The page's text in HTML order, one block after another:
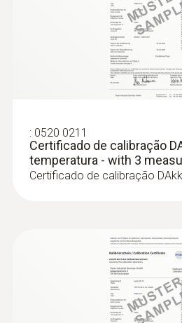
Combo-kit 2 para fluxo
Bluetooth® - testo 440
Combo-kit para nível de
Bluetooth® - testo 440
: 0520 0211
Certificado de calibração
temperatura - with 3
Certificado de calibração